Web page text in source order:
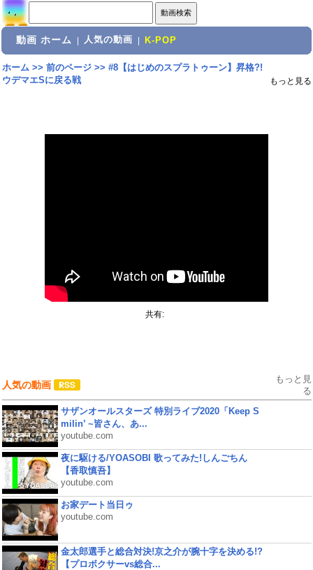
動画 ホーム 人気の動画 K-POP
ホーム>> 前のページ>> #8【はじめのスプラトゥーン】昇格?!
ウデマエSに戻る戦
もっと見る
共有:
人気の動画
もっと見
る
サザンオールスターズ 特別ライブ2020「Keep S
milin’ ~皆さん、あ...
youtube.com
夜に駆ける/YOASOBI 歌ってみた!しんごちん
【香取慎吾】
youtube.com
お家デート当日ゥ
youtube.com
金太郎選手と総合対決!京之介が腕十字を決める!?
【プロボクサーvs総合...